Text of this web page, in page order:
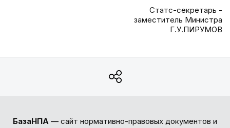
Статс-секретарь -
заместитель Министра
Г.У.ПИРУМОВ
БазаНПА — сайт нормативно-правовых документов и